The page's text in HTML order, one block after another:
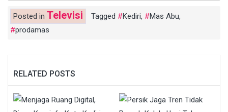
Posted in Televisi Tagged Kediri, Mas Abu,
prodamas
RELATED POSTS